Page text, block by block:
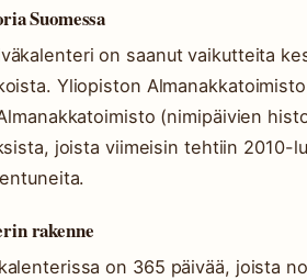
Suomessa
on saanut vaikutteita
Yliopiston
(nimipäivien
joista viimeisin tehtiin 2010-
rakenne
on 365 päivää, joista